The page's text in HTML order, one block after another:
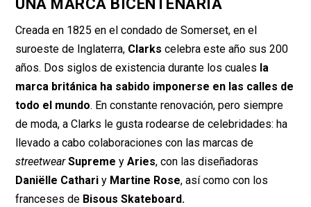
UNA MARCA BICENTENARIA
Creada en 1825 en el condado de Somerset, en el
suroeste de Inglaterra, Clarks celebra este año sus 200
años. Dos siglos de existencia durante los cuales la
marca británica ha sabido imponerse en las calles de
todo el mundo. En constante renovación, pero siempre
de moda, a Clarks le gusta rodearse de celebridades: ha
llevado a cabo colaboraciones con las marcas de
streetwearSupremeyAries, con las diseñadoras
Daniëlle Cathariy Martine Rose, así como con los
franceses de Bisous Skateboard.